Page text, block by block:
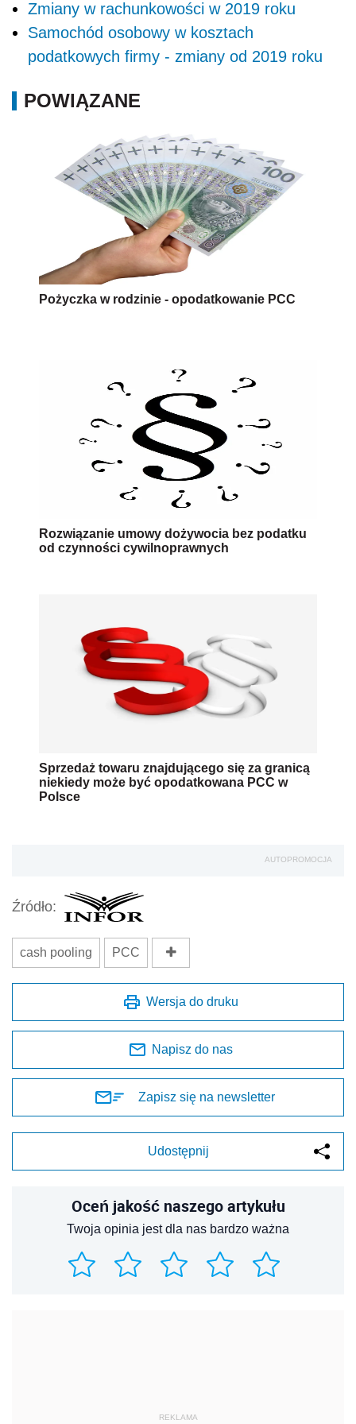
Zmiany w rachunkowości w 2019 roku
Samochód osobowy w kosztach
podatkowych firmy - zmiany od 2019 roku
POWIĄZANE
Pożyczka w rodzinie - opodatkowanie PCC
Rozwiązanie umowy dożywocia bez podatku
od czynności cywilnoprawnych
Sprzedaż towaru znajdującego się za granicą
niekiedy może być opodatkowana PCC w
Polsce
AUTOPROMOCJA
Źródło:
cash pooling PCC
Wersja do druku
Napisz do nas
Zapisz się na newsletter
Udostępnij
Oceń jakość naszego artykułu
Twoja opinia jest dla nas bardzo ważna
REKLAMA